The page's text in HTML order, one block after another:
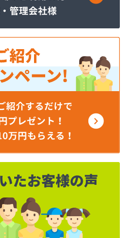
株式会社 名古屋営業所
会社 尾張営業所
ス
城営業所
部・ホームガス
ホームガス 名古屋西営業所
張旭営業所
社 リボンガス
プロパンガス
ン